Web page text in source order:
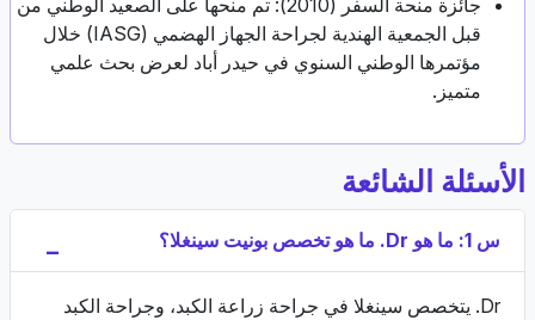
قبل الجمعية الهندية لجراحة الجهاز الهضمي (IASG) خلال
مؤتمرها الوطني السنوي في حيدر أباد لعرض بحث علمي
متميز.
الأسئلة الشائعة
س 1: ما هو Dr. ما هو تخصص بونيت سينغلا؟
Dr. يتخصص سينغلا في جراحة زراعة الكبد، وجراحة الكبد